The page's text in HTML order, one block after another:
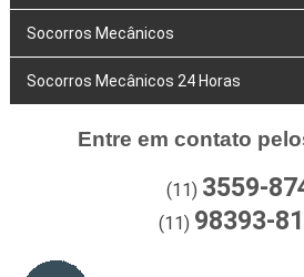
Socorros Mecânicos
Socorros Mecânicos 24 Horas
Entre em contato
(11) 3559-
(11) 98393-